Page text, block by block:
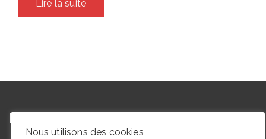
Lire la suite
L’autrice
Nous utilisons des cookies